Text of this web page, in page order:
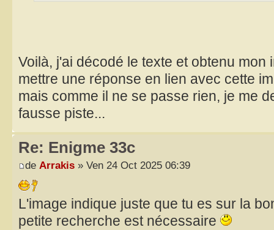
Voilà, j'ai décodé le texte et obtenu mon
mettre une réponse en lien avec cette
mais comme il ne se passe rien, je me
fausse piste...
Re: Enigme 33c
de Arrakis » Ven 24 Oct 2025 06:39
L'image indique juste que tu es sur la
petite recherche est nécessaire